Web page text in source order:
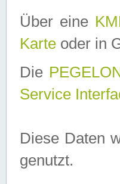
Über eine
Karte oder in
Die
Service
Diese Daten
genutzt.